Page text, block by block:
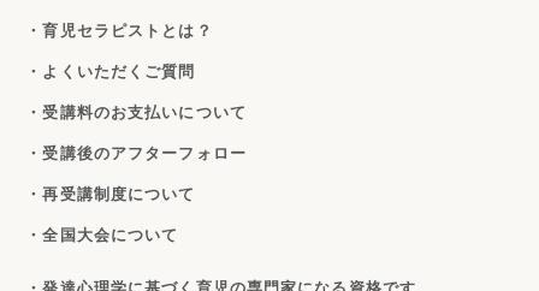
・育児セラピストとは？
・よくいただくご質問
・受講料のお支払いについて
・受講後のアフターフォロー
・再受講制度について
・全国大会について